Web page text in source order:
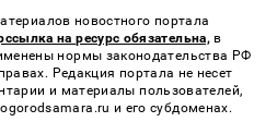
новостного портала
на ресурс обязательна, в
нормы законодательства РФ
Редакция портала не несет
и материалы пользователей,
и его субдоменах.